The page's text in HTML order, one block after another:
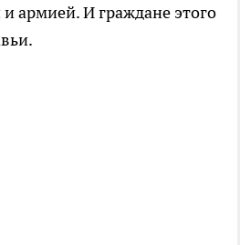
армией. И граждане этого